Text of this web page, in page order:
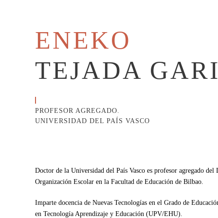
ENEKO
TEJADA
PROFESOR AGREGADO.
UNIVERSIDAD DEL PAÍS VASCO
Doctor de la Universidad del País Vasco es profesor agregado del
Organización Escolar en la Facultad de Educación de Bilbao.
Imparte docencia de Nuevas Tecnologías en el Grado de
en Tecnología Aprendizaje y Educación (UPV/EHU).